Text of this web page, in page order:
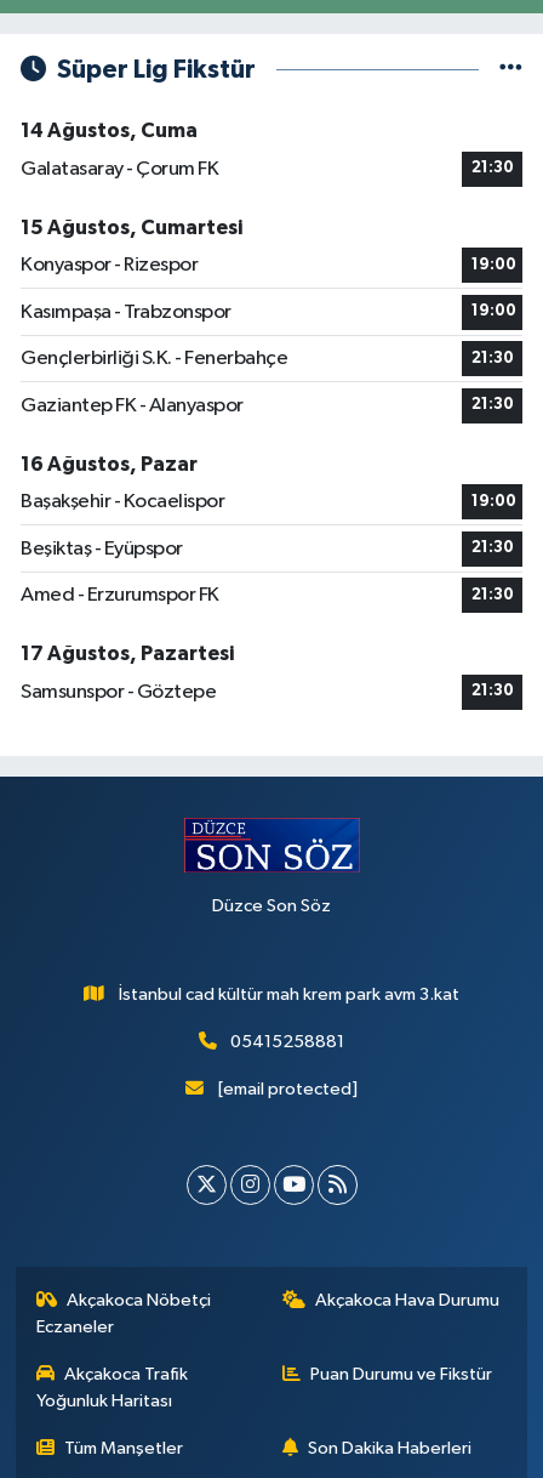
Süper Lig Fikstür
14 Ağustos, Cuma
Galatasaray - Çorum FK
21:30
15 Ağustos, Cumartesi
Konyaspor - Rizespor
19:00
Kasımpaşa - Trabzonspor 19:00
Gençlerbirliği S.K. - Fenerbahçe 21:30
Gaziantep FK - Alanyaspor 21:30
16 Ağustos, Pazar
Başakşehir - Kocaelispor
19:00
Beşiktaş - Eyüpspor 21:30
Amed - Erzurumspor FK 21:30
17 Ağustos, Pazartesi
Samsunspor - Göztepe
21:30
Düzce Son Söz
İstanbul cad kültür mah krem park avm 3.kat
05415258881
[email protected]
Akçakoca Nöbetçi
Eczaneler
Akçakoca Hava Durumu
Akçakoca Trafik
Yoğunluk Haritası
Puan Durumu ve Fikstür
Tüm Manşetler Son Dakika Haberleri